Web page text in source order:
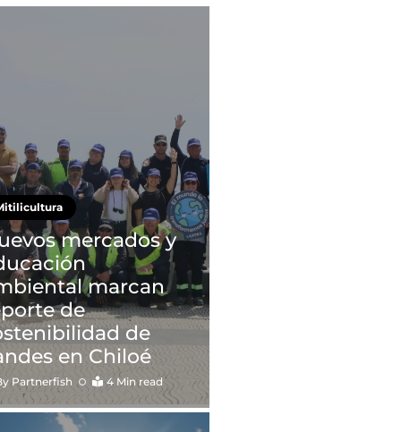
mercados y
marcan
de
de
en Chiloé
Partnerfish 4 Min read